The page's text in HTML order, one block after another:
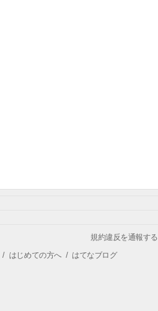
規約違反を通報する
/ はじめての方へ/ はてなブログ